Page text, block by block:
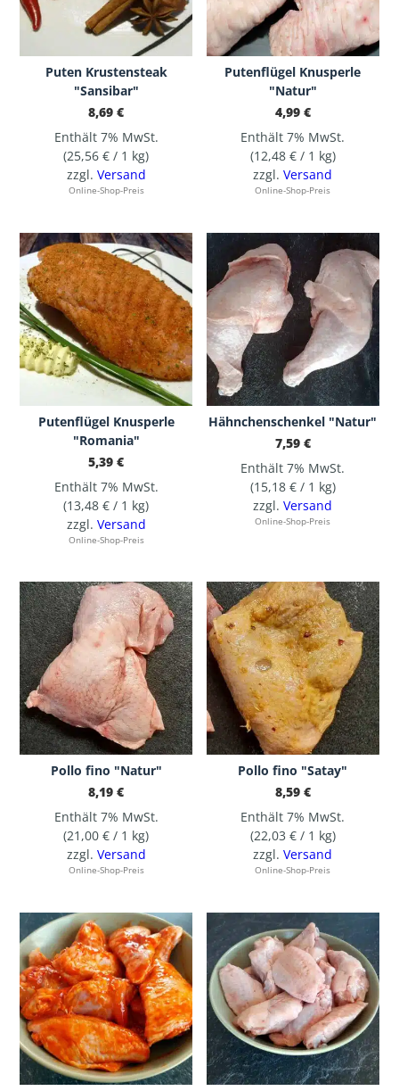
Puten Krustensteak
"Sansibar"
8,69€
Enthält 7% MwSt.
(25,56€ / 1 kg)
zzgl. Versand
Online-Shop-Preis
Putenflügel Knusperle
"Natur"
4,99 €
Enthält 7% MwSt.
(12,48 €/ 1 kg)
zzgl.Versand
Online-Shop-Preis
Putenflügel Knusperle
"Romania"
5,39€
Enthält 7% MwSt.
(13,48€ / 1 kg)
zzgl. Versand
Online-Shop-Preis
Hähnchenschenkel "Natur"
7,59 €
Enthält 7% MwSt.
(15,18 €/ 1 kg)
zzgl.Versand
Online-Shop-Preis
Pollo fino "Natur"
8,19€
Enthält 7% MwSt.
(21,00€ / 1 kg)
zzgl. Versand
Online-Shop-Preis
Pollo fino "Satay"
8,59 €
Enthält 7% MwSt.
(22,03 €/ 1 kg)
zzgl.Versand
Online-Shop-Preis